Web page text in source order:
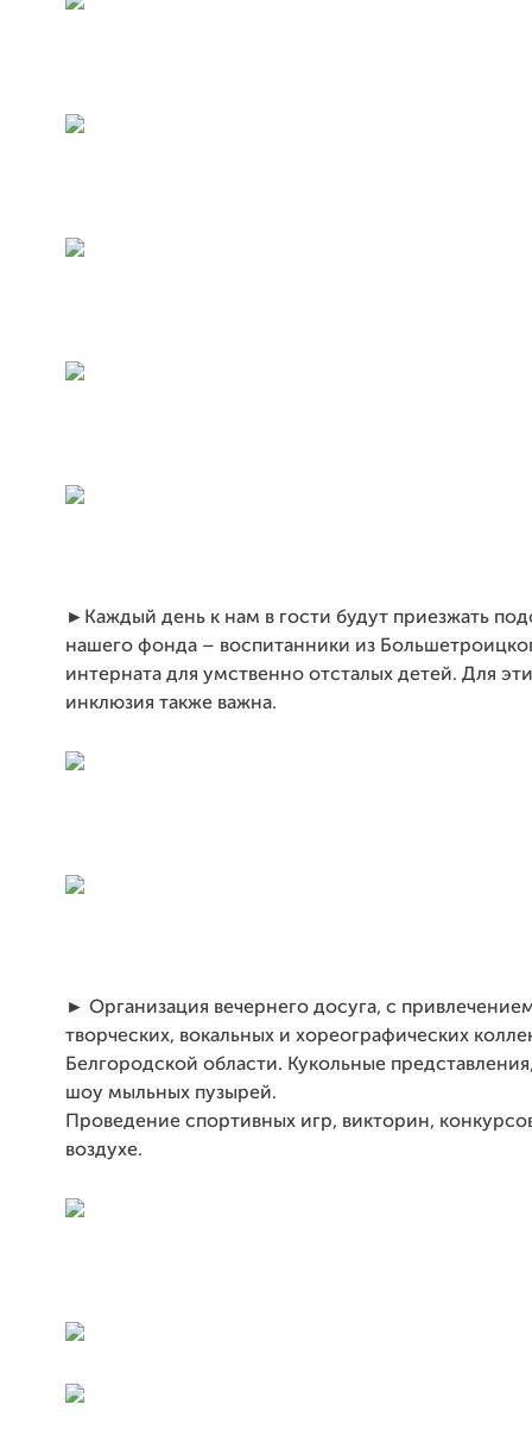
►Каждый день к нам в гости будут приезжать
нашего фонда – воспитанники из
интерната для умственно отсталых детей. Для
инклюзия также важна.
► Организация вечернего досуга, с
творческих, вокальных и хореографических
Белгородской области. Кукольные
шоу мыльных пузырей.
Проведение спортивных игр, викторин,
воздухе.